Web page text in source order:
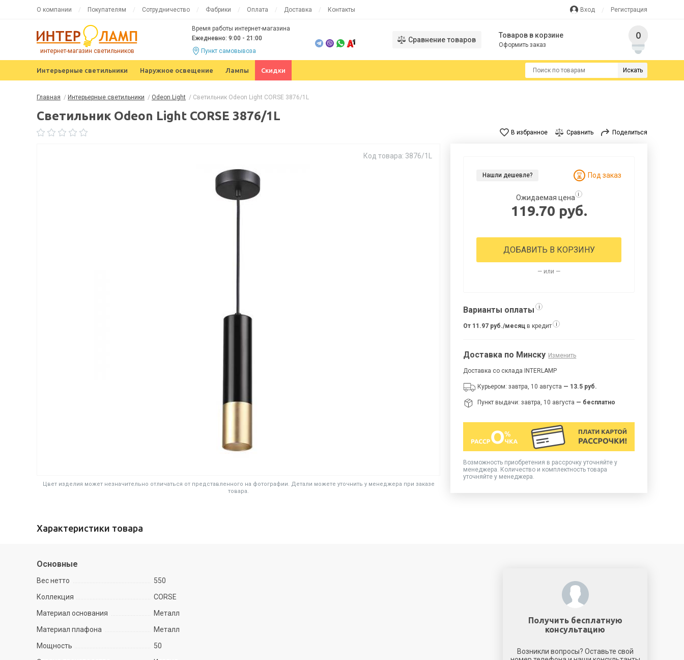
О компании Покупателям Сотрудничество Фабрики Оплата Доставка Контакты Вход Регистрация
интернет-магазин светильников
Время работы интернет-магазина
Ежедневно: 9:00 - 21:00
Пункт самовывоза
Сравнение товаров
Товаров в корзине
Оформить заказ
0
Интерьерные светильники Наружное освещение Лампы Скидки Искать
Главная / Интерьерные светильники / Odeon Light / Светильник Odeon Light CORSE 3876/1L
Светильник Odeon Light CORSE 3876/1L
В избранное Сравнить Поделиться
Код товара: 3876/1L
Цвет изделия может незначительно отличаться от представленного на фотографии. Детали можете уточнить у менеджера при заказе
товара.
Нашли дешевле? Под заказ
Ожидаемая цена i
119.70 руб.
ДОБАВИТЬ В КОРЗИНУ
— или —
Варианты оплаты i
От 11.97 руб./месяц в кредит i
Доставка по Минску Изменить
Доставка со склада INTERLAMP
Курьером: завтра, 10 августа — 13.5 руб.
Пункт выдачи: завтра, 10 августа — бесплатно
Возможность приобретения в рассрочку уточняйте у
менеджера. Количество и комплектность товара
уточняйте у менеджера.
Характеристики товара
Основные
Вес нетто
550
Коллекция
CORSE
Материал основания
Металл
Материал плафона
Металл
Мощность
50
Получить бесплатную
консультацию
Возникли вопросы? Оставьте свой